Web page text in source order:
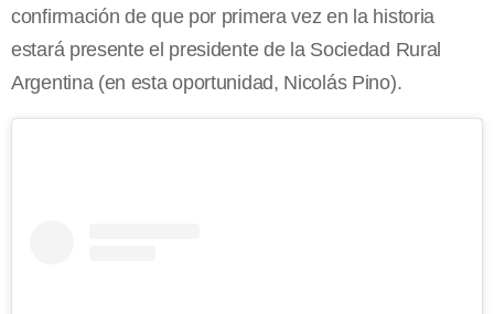
confirmación de que por primera vez en la historia
estará presente el presidente de la Sociedad Rural
Argentina (en esta oportunidad, Nicolás Pino).